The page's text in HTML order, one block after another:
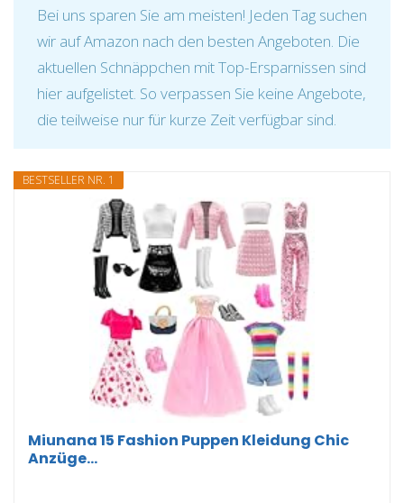
Bei uns sparen Sie am meisten! Jeden Tag suchen
wir auf Amazon nach den besten Angeboten. Die
aktuellen Schnäppchen mit Top-Ersparnissen sind
hier aufgelistet. So verpassen Sie keine Angebote,
die teilweise nur für kurze Zeit verfügbar sind.
BESTSELLER NR. 1
Miunana 15 Fashion Puppen Kleidung Chic
Anzüge...